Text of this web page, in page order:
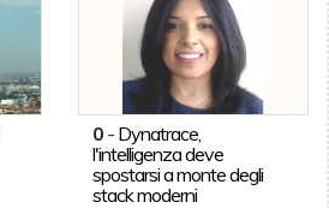
0 - Dynatrace,
l'intelligenza deve
spostarsi a monte degli
stack moderni